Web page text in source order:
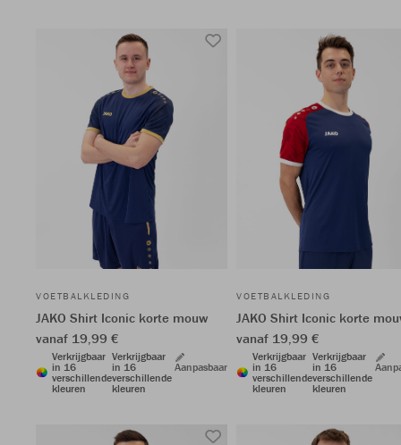
VOETBALKLEDING
JAKO Shirt Iconic korte mouw
vanaf 19,99 €
Verkrijgbaar
in 16
verschillende
kleuren
Verkrijgbaar
in 16
verschillende
kleuren
Aanpasbaar
VOETBALKLEDING
JAKO Shirt Iconic korte
vanaf 19,99 €
Verkrijgbaar
in 16
verschillende
kleuren
Verkrijgbaar
in 16
verschillende
kleuren